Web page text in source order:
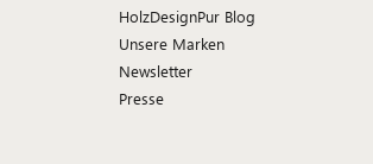
HolzDesignPur Blog
Unsere Marken
Newsletter
Presse